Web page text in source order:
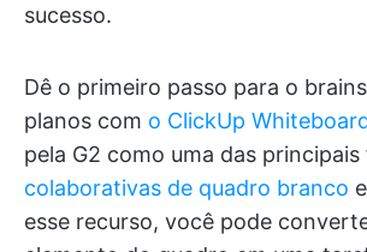
sucesso.
Dê o primeiro passo para o
planos com o ClickUp
pela G2 como uma das
colaborativas de quadro branco
esse recurso, você pode